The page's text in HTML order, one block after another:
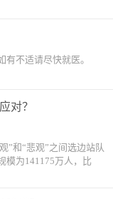
不适请尽快就医。
对？
”和“悲观”之间选边站队
模为141175万人，比